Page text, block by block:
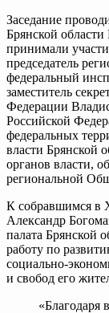
Заседание
Брянской
принимали
председатель
федеральный
заместитель
Федерации
Российской
федеральных
власти Брянской
органов власти,
региональной
К собравшимся в
Александр
палата Брянской
работу по
социально-
и свобод его
«Благодаря